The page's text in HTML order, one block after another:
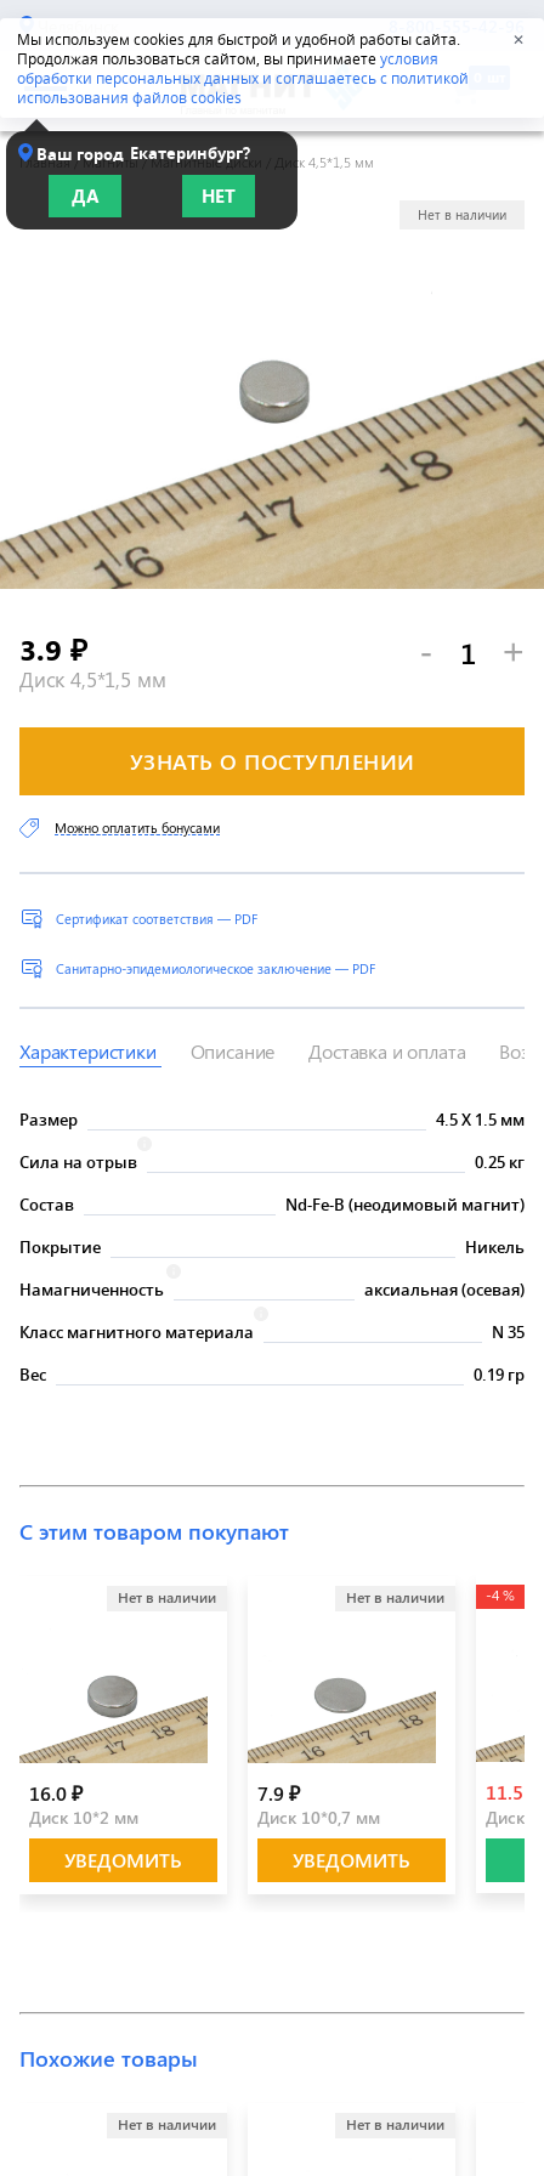
Мы используем cookies для быстрой и удобной работы сайта.
Продолжая пользоваться сайтом, вы принимаетеусловия
обработки персональных данных и соглашаетесь с политикой
использования файлов cookies
✕
Челябинск 8-800-555-42-96
Ваш город Екатеринбург?
ДА НЕТ
Главная /Магниты/Магнитные диски Диск 4,5*1,5 мм
Нет в наличии
Диск 4,5*1,5 мм
3.9 ₽ - +
УЗНАТЬ О ПОСТУПЛЕНИИ
Сертификат соответствия — PDF
Санитарно-эпидемиологическое заключение — PDF
Можно оплатить бонусами
Характеристики Описание Доставка и оплата
Размер 4.5X 1.5 мм
Сила на отрыв
0.25 кг
Состав
Nd-Fe-B (неодимовый магнит)
Покрытие
Никель
Намагниченность
аксиальная (осевая)
Класс магнитного материала
N 35
Вес
0.19 гр
С этим товаром покупают
Нет в наличии
16.0 ₽
Диск 10*2 мм
УВЕДОМИТЬ
Нет в наличии
7.9 ₽
Диск 10*0,7 мм
УВЕДОМИТЬ
-4 %
11.5 ₽
Диск
Похожие товары
Нет в наличии Нет в наличии